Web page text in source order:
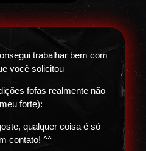
trabalhar bem com
você solicitou
fofas realmente não
forte):
qualquer coisa é só
contato! ^^